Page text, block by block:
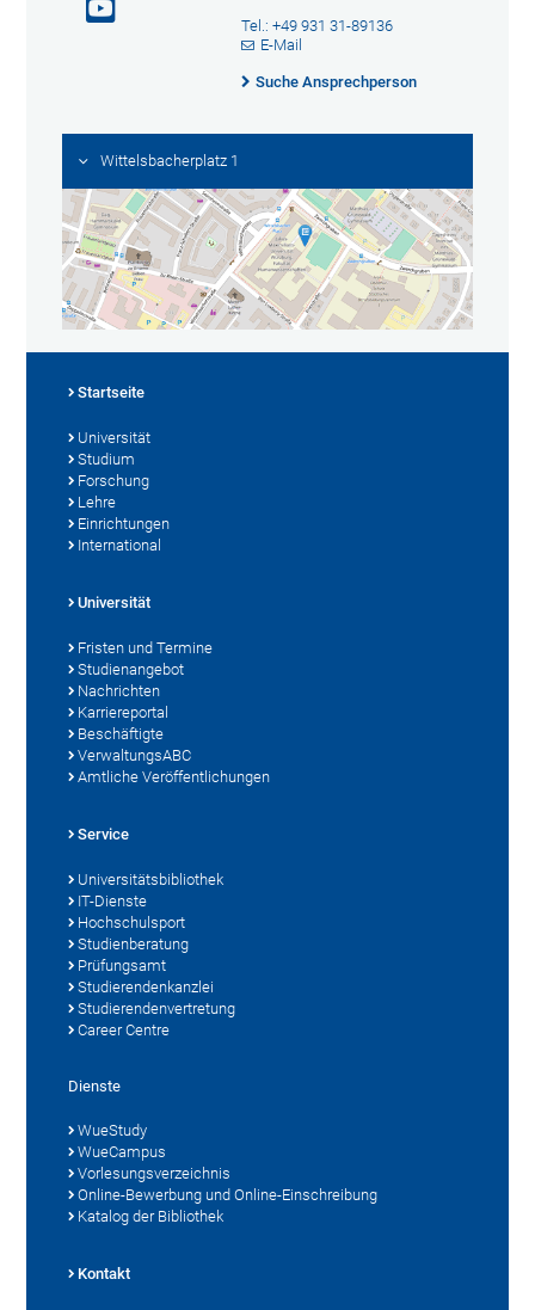
Tel.: +49 931 31-89136
E-Mail
Suche Ansprechperson
Wittelsbacherplatz 1
Startseite
Universität
Studium
Forschung
Lehre
Einrichtungen
International
Universität
Fristen und Termine
Studienangebot
Nachrichten
Karriereportal
Beschäftigte
VerwaltungsABC
Amtliche Veröffentlichungen
Service
Universitätsbibliothek
IT-Dienste
Hochschulsport
Studienberatung
Prüfungsamt
Studierendenkanzlei
Studierendenvertretung
Career Centre
Dienste
WueStudy
WueCampus
Vorlesungsverzeichnis
Online-Bewerbung und Online-Einschreibung
Katalog der Bibliothek
Kontakt